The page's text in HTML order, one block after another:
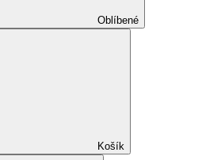
Oblíbené
Košík